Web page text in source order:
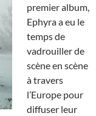
premier album,
Ephyra a eu le
temps de
vadrouiller de
scène en scène
à travers
l’Europe pour
diffuser leur